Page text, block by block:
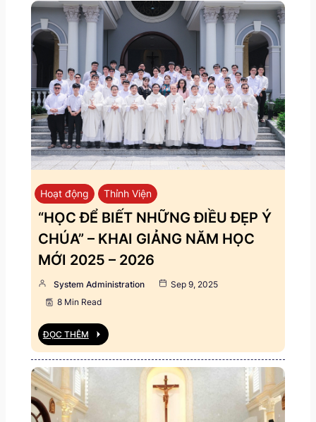
Hoạt động Thỉnh Viện
“HỌC ĐỂ BIẾT NHỮNG ĐIỀU ĐẸP Ý
CHÚA” – KHAI GIẢNG NĂM HỌC
MỚI 2025 – 2026
System Administration
Sep 9, 2025
8 Min Read
ĐỌC THÊM